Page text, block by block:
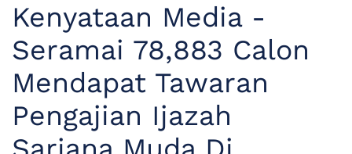
Kenyataan Media -
Seramai 78,883 Calon
Mendapat Tawaran
Pengajian Ijazah